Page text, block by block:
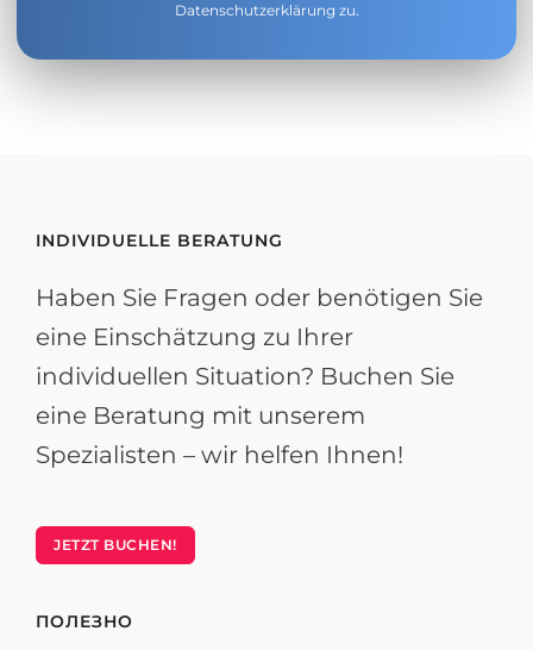
Datenschutzerklärung zu.
INDIVIDUELLE BERATUNG
Haben Sie Fragen oder benötigen Sie
eine Einschätzung zu Ihrer
individuellen Situation? Buchen Sie
eine Beratung mit unserem
Spezialisten – wir helfen Ihnen!
JETZT BUCHEN!
ПОЛЕЗНО